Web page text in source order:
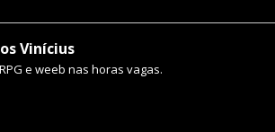
Vinícius
e weeb nas horas vagas.